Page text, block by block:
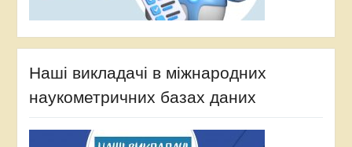
Наші викладачі в міжнародних
наукометричних базах даних